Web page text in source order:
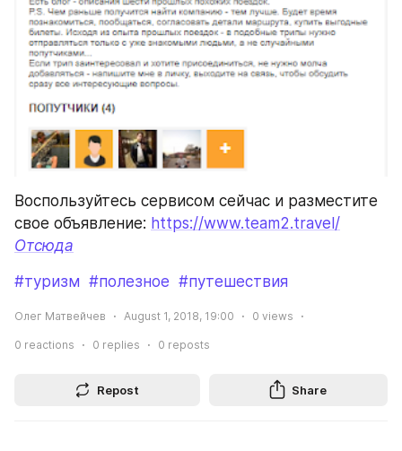
Воспользуйтесь сервисом сейчас и разместите
свое объявление: https://www.team2.travel/
Отсюда
#туризм #полезное #путешествия
Олег Матвейчев August 1, 2018, 19:00 0 views
0 reactions 0 replies 0 reposts
Repost Share